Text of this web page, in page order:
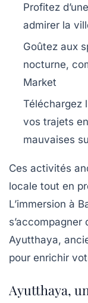
Profitez
admirer la
Goûtez aux
nocturne,
Market
Téléchargez
vos trajets
mauvaises
Ces activités
locale tout en
L’immersion à
s’accompagner
Ayutthaya,
pour enrichir
Ayutthaya,